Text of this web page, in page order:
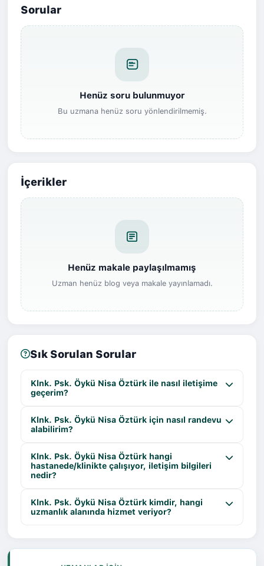
Sorular
Henüz soru bulunmuyor
Bu uzmana henüz soru yönlendirilmemiş.
İçerikler
Henüz makale paylaşılmamış
Uzman henüz blog veya makale yayınlamadı.
Sık Sorulan Sorular
Klnk. Psk. Öykü Nisa Öztürk ile nasıl iletişime
geçerim?
Klnk. Psk. Öykü Nisa Öztürk için nasıl randevu
alabilirim?
Klnk. Psk. Öykü Nisa Öztürk hangi
hastanede/klinikte çalışıyor, iletişim bilgileri
nedir?
Klnk. Psk. Öykü Nisa Öztürk kimdir, hangi
uzmanlık alanında hizmet veriyor?